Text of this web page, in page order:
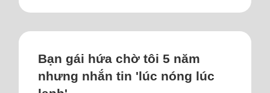
Bạn gái hứa chờ tôi 5 năm
nhưng nhắn tin 'lúc nóng lúc